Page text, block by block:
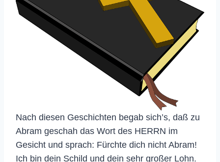
Nach diesen Geschichten begab sich’s, daß zu
Abram geschah das Wort des HERRN im
Gesicht und sprach: Fürchte dich nicht Abram!
Ich bin dein Schild und dein sehr großer Lohn.